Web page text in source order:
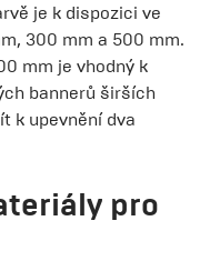
je k dispozici ve
300 mm a 500 mm.
mm je vhodný k
bannerů širších
k upevnění dva
pro